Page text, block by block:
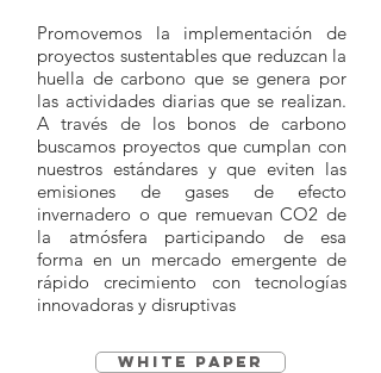
Promovemos la implementación de
proyectos sustentables que reduzcan la
huella de carbono que se genera por
las actividades diarias que se realizan.
A través de los bonos de carbono
buscamos proyectos que cumplan con
nuestros estándares y que eviten las
emisiones de gases de efecto
invernadero o que remuevan CO2 de
la atmósfera participando de esa
forma en un mercado emergente de
rápido crecimiento con tecnologías
innovadoras y disruptivas
White paper